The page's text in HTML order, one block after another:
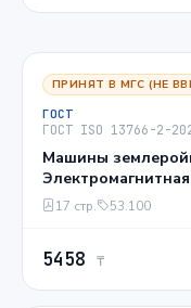
ПРИНЯТ В МГС (НЕ
ГОСТ
ГОСТ ISO 13766-2-
Машины
внутренним
Дополнительные
безопасности
17 стр. 53.100
5458 ₸